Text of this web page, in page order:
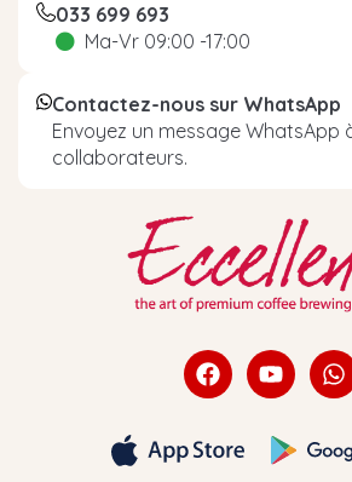
033 699 693
Ma-Vr 09:00 -17:00
Contactez-nous sur WhatsApp
Envoyez un message WhatsApp
collaborateurs.